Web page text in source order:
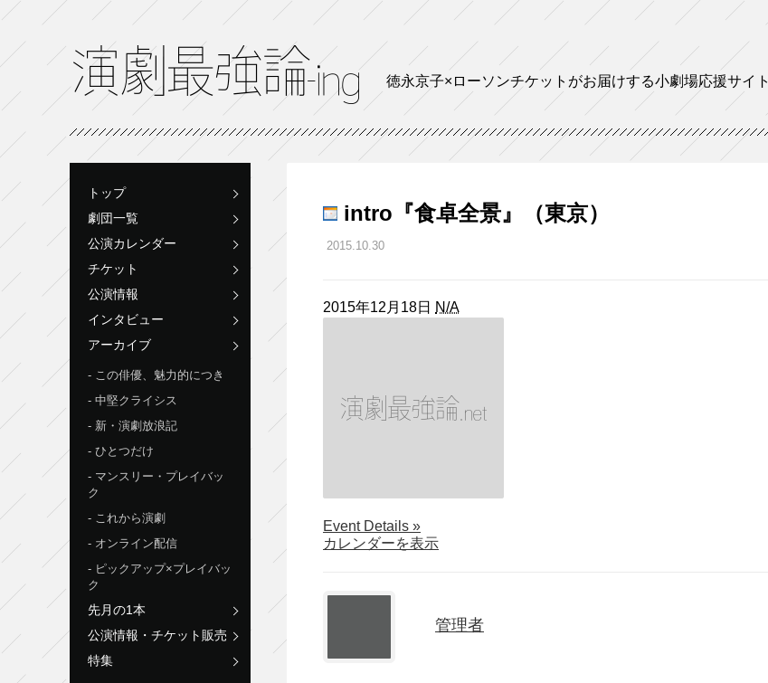
徳永京子×ローソンチケットがお届けする小劇場応援サイト
トップ
劇団一覧
公演カレンダー
チケット
公演情報
インタビュー
アーカイブ
この俳優、魅力的につき
中堅クライシス
新・演劇放浪記
ひとつだけ
マンスリー・プレイバッ
ク
これから演劇
オンライン配信
ピックアップ×プレイバッ
ク
先月の1本
公演情報・チケット販売
特集
intro『食卓全景』（東京）
2015.10.30
2015年12月18日 N/A
Event Details about
intro『食
（東
京）
»
カレンダーを表示
管理者